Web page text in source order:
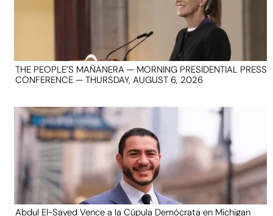
THE PEOPLE’S MAÑANERA — MORNING PRESIDENTIAL PRESS
CONFERENCE — THURSDAY, AUGUST 6, 2026
Abdul El-Sayed Vence a la Cúpula Demócrata en Michigan